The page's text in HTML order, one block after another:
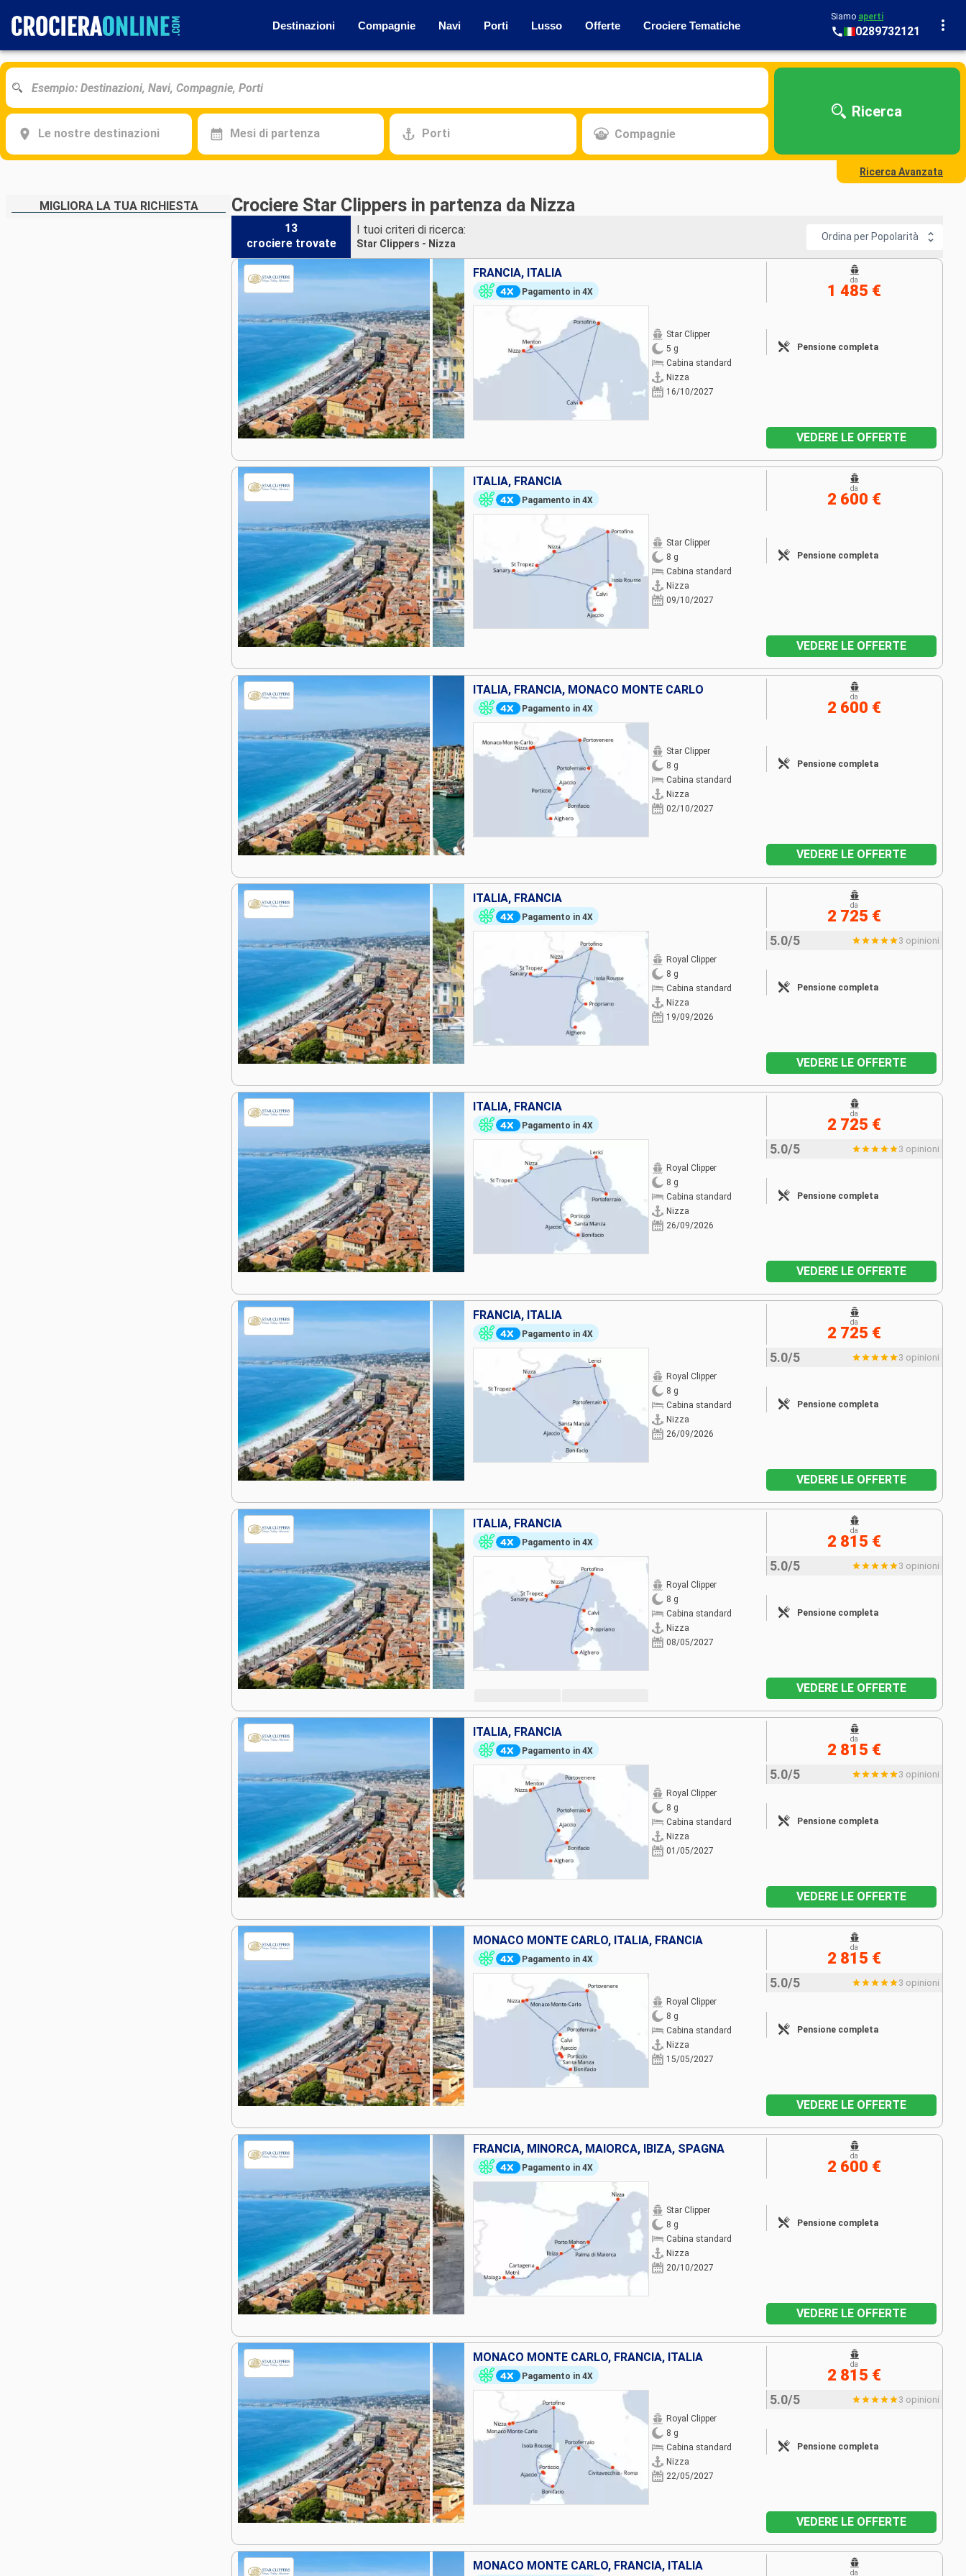
Destinazioni Compagnie Navi Porti Lusso Offerte Crociere Tematiche
Siamo aperti
0289732121
Le nostre destinazioni Mesi di partenza Porti Compagnie
Ricerca
Ricerca Avanzata
MIGLIORA LA TUA RICHIESTA Crociere Star Clippers in partenza da Nizza
13
crociere trovate
I tuoi criteri di ricerca:
Star Clippers - Nizza
Ordina per Popolarità
FRANCIA, ITALIA
Pagamento in 4X
Star Clipper
5 g
Cabina standard
Nizza
16/10/2027
Pensione completa
da
1 485 €
VEDERE LE OFFERTE
ITALIA, FRANCIA
Pagamento in 4X
Star Clipper
8 g
Cabina standard
Nizza
09/10/2027
Pensione completa
da
2 600 €
VEDERE LE OFFERTE
ITALIA, FRANCIA, MONACO MONTE CARLO
Pagamento in 4X
Star Clipper
8 g
Cabina standard
Nizza
02/10/2027
Pensione completa
da
2 600 €
VEDERE LE OFFERTE
ITALIA, FRANCIA
Pagamento in 4X
Royal Clipper
8 g
Cabina standard
Nizza
19/09/2026
5.0/5 3 opinioni
Pensione completa
da
2 725 €
VEDERE LE OFFERTE
ITALIA, FRANCIA
Pagamento in 4X
Royal Clipper
8 g
Cabina standard
Nizza
26/09/2026
5.0/5 3 opinioni
Pensione completa
da
2 725 €
VEDERE LE OFFERTE
FRANCIA, ITALIA
Pagamento in 4X
Royal Clipper
8 g
Cabina standard
Nizza
26/09/2026
5.0/5 3 opinioni
Pensione completa
da
2 725 €
VEDERE LE OFFERTE
ITALIA, FRANCIA
Pagamento in 4X
Royal Clipper
8 g
Cabina standard
Nizza
08/05/2027
5.0/5 3 opinioni
Pensione completa
da
2 815 €
VEDERE LE OFFERTE
ITALIA, FRANCIA
Pagamento in 4X
Royal Clipper
8 g
Cabina standard
Nizza
01/05/2027
5.0/5 3 opinioni
Pensione completa
da
2 815 €
VEDERE LE OFFERTE
MONACO MONTE CARLO, ITALIA, FRANCIA
Pagamento in 4X
Royal Clipper
8 g
Cabina standard
Nizza
15/05/2027
5.0/5 3 opinioni
Pensione completa
da
2 815 €
VEDERE LE OFFERTE
FRANCIA, MINORCA, MAIORCA, IBIZA, SPAGNA
Pagamento in 4X
Star Clipper
8 g
Cabina standard
Nizza
20/10/2027
Pensione completa
da
2 600 €
VEDERE LE OFFERTE
MONACO MONTE CARLO, FRANCIA, ITALIA
Pagamento in 4X
Royal Clipper
8 g
Cabina standard
Nizza
22/05/2027
5.0/5 3 opinioni
Pensione completa
da
2 815 €
VEDERE LE OFFERTE
MONACO MONTE CARLO, FRANCIA, ITALIA
da